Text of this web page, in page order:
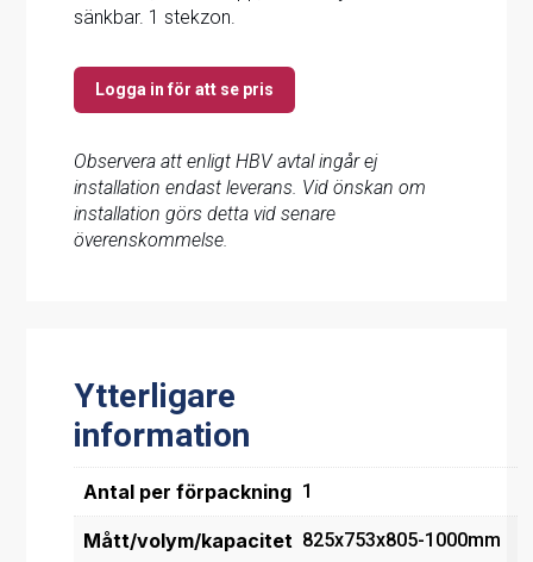
sänkbar. 1 stekzon.
Logga in för att se pris
Observera att enligt HBV avtal ingår ej
installation endast leverans. Vid önskan om
installation görs detta vid senare
överenskommelse.
Ytterligare
information
Antal per förpackning 1
Mått/volym/kapacitet 825x753x805-1000mm